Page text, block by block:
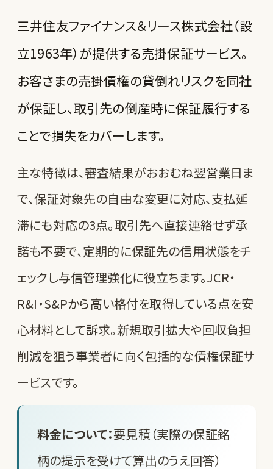
三井住友ファイナンス＆リース株式会社（設
立1963年）が提供する売掛保証サービス。
お客さまの売掛債権の貸倒れリスクを同社
が保証し、取引先の倒産時に保証履行する
ことで損失をカバーします。
主な特徴は、審査結果がおおむね翌営業日ま
で、保証対象先の自由な変更に対応、支払延
滞にも対応の3点。取引先へ直接連絡せず承
諾も不要で、定期的に保証先の信用状態をチ
ェックし与信管理強化に役立ちます。JCR・
R&I・S&Pから高い格付を取得している点を安
心材料として訴求。新規取引拡大や回収負担
削減を狙う事業者に向く包括的な債権保証サ
ービスです。
料金について：要見積（実際の保証銘
柄の提示を受けて算出のうえ回答）